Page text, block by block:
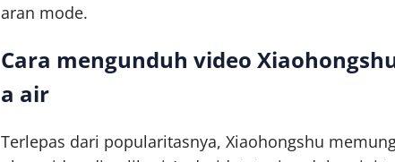
aran mode.
Cara mengunduh video
a air
Terlepas dari popularitasnya, Xiaohongshu